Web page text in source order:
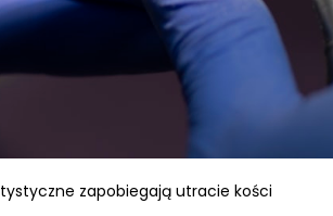
zapobiegają utracie kości